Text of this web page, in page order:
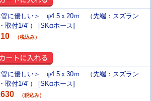
管に優しい＞ φ4.5ｘ20ｍ （先端：スズラン
取付1/4"） [SKαホース]
（税込み）
管に優しい＞ φ4.5ｘ30ｍ （先端：スズラン
取付1/4"） [SKαホース]
（税込み）